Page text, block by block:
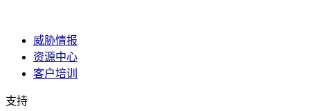
威胁情报
资源中心
客户培训
支持